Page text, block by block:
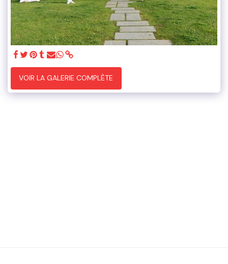
VOIR LA GALERIE COMPLÈTE